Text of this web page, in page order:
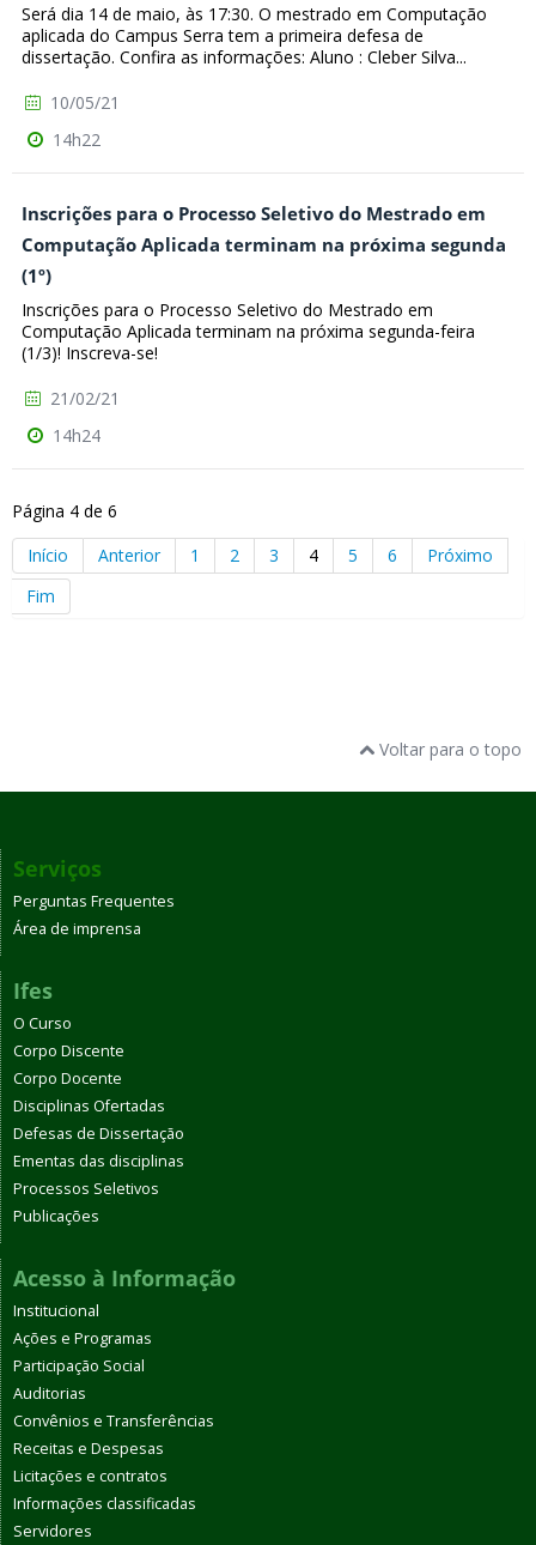
Será dia 14 de maio, às 17:30. O mestrado em Computação
aplicada do Campus Serra tem a primeira defesa de
dissertação. Confira as informações: Aluno : Cleber Silva...
10/05/21
14h22
Inscrições para o Processo Seletivo do Mestrado em
Computação Aplicada terminam na próxima segunda
(1º)
Inscrições para o Processo Seletivo do Mestrado em
Computação Aplicada terminam na próxima segunda-feira
(1/3)! Inscreva-se!
21/02/21
14h24
Página 4 de 6
Início
Anterior 1 2 3 4 5 6
Próximo
Fim
Voltar para o topo
Serviços
Perguntas Frequentes
Área de imprensa
Ifes
O Curso
Corpo Discente
Corpo Docente
Disciplinas Ofertadas
Defesas de Dissertação
Ementas das disciplinas
Processos Seletivos
Publicações
Acesso à Informação
Institucional
Ações e Programas
Participação Social
Auditorias
Convênios e Transferências
Receitas e Despesas
Licitações e contratos
Informações classificadas
Servidores